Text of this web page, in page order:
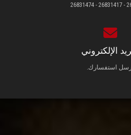
الإلكتروني
استفسارك.